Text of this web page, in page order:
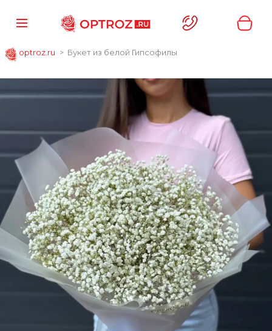
optroz.ru Букет из белой Гипсофилы